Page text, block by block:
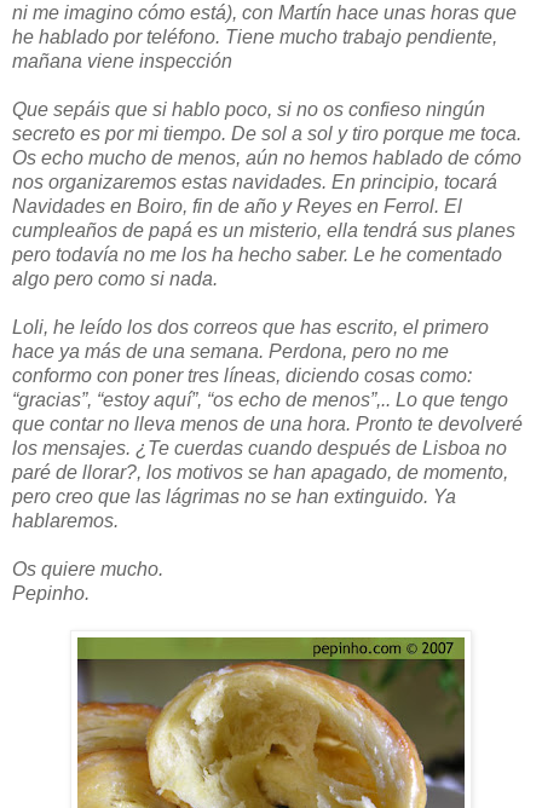
ni me imagino cómo está), con Martín hace unas horas que
he hablado por teléfono. Tiene mucho trabajo pendiente,
mañana viene inspección
Que sepáis que si hablo poco, si no os confieso ningún
secreto es por mi tiempo. De sol a sol y tiro porque me toca.
Os echo mucho de menos, aún no hemos hablado de cómo
nos organizaremos estas navidades. En principio, tocará
Navidades en Boiro, fin de año y Reyes en Ferrol. El
cumpleaños de papá es un misterio, ella tendrá sus planes
pero todavía no me los ha hecho saber. Le he comentado
algo pero como si nada.
Loli, he leído los dos correos que has escrito, el primero
hace ya más de una semana. Perdona, pero no me
conformo con poner tres líneas, diciendo cosas como:
“gracias”, “estoy aquí”, “os echo de menos”,.. Lo que tengo
que contar no lleva menos de una hora. Pronto te devolveré
los mensajes. ¿Te cuerdas cuando después de Lisboa no
paré de llorar?, los motivos se han apagado, de momento,
pero creo que las lágrimas no se han extinguido. Ya
hablaremos.
Os quiere mucho.
Pepinho.